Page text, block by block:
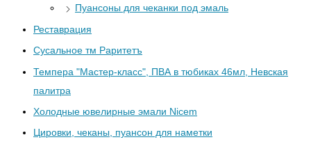
Пуансоны для чеканки под эмаль
Реставрация
Сусальное тм Раритетъ
Темпера "Мастер-класс", ПВА в тюбиках 46мл, Невская
палитра
Холодные ювелирные эмали Nicem
Цировки, чеканы, пуансон для наметки